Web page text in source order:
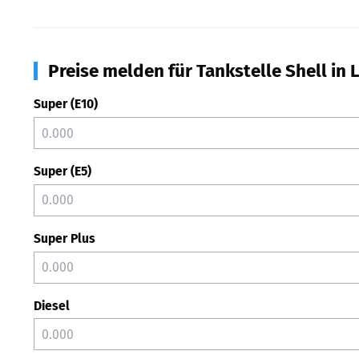
Preise melden für Tankstelle Shell in
Super (E10)
Super (E5)
Super Plus
Diesel